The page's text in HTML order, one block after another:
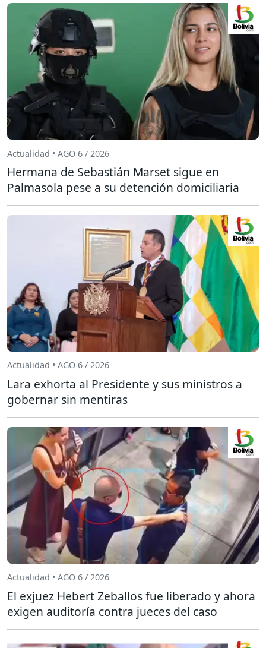
Actualidad • AGO 6 / 2026
Hermana de Sebastián Marset sigue en
Palmasola pese a su detención domiciliaria
Actualidad • AGO 6 / 2026
Lara exhorta al Presidente y sus ministros a
gobernar sin mentiras
Actualidad • AGO 6 / 2026
El exjuez Hebert Zeballos fue liberado y ahora
exigen auditoría contra jueces del caso